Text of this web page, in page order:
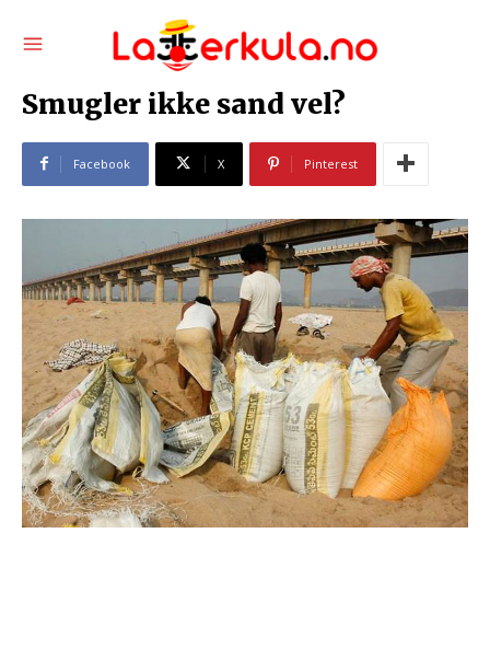
Smugler ikke sand vel?
Facebook X Pinterest